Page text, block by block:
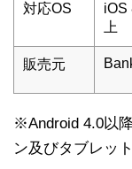
対応OS
iOS
上
販売元
※Android 4.0以
ン及びタブレッ